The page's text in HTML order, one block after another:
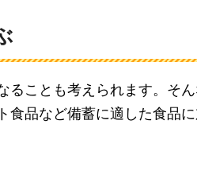
ることも考えられます。そ
品など備蓄に適した食品